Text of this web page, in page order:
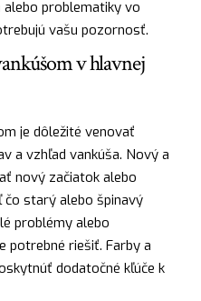
problematiky vo
vašu pozornosť.
v hlavnej
je dôležité venovať
a vzhľad vankúša. Nový a
nový začiatok alebo
čo starý alebo špinavý
problémy alebo
potrebné riešiť. Farby a
dodatočné kľúče k